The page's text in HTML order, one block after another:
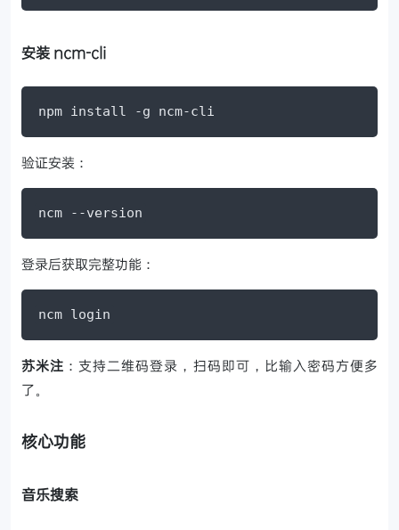
安装 ncm-cli
npm install -g ncm-cli
验证安装：
ncm --version
登录后获取完整功能：
ncm login
苏米注 ：支持二维码登录，扫码即可，比输入密码方便多
了。
核心功能
音乐搜索